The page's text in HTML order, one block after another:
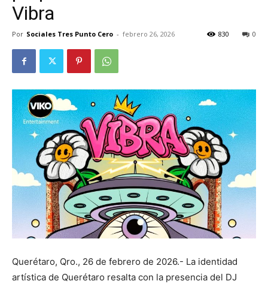
Vibra
Por Sociales Tres Punto Cero - febrero 26, 2026 0
830
Querétaro, Qro., 26 de febrero de 2026.- La identidad
artística de Querétaro resalta con la presencia del DJ